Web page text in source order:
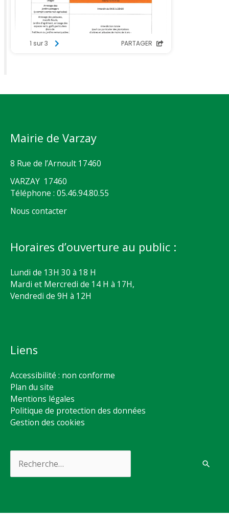
Mairie de Varzay
8 Rue de l’Arnoult 17460
VARZAY 17460
Téléphone : 05.46.94.80.55
Nous contacter
Horaires d’ouverture au public :
Lundi de 13H 30 à 18 H
Mardi et Mercredi de 14 H à 17H,
Vendredi de 9H à 12H
Liens
Accessibilité : non conforme
Plan du site
Mentions légales
Politique de protection des données
Gestion des cookies